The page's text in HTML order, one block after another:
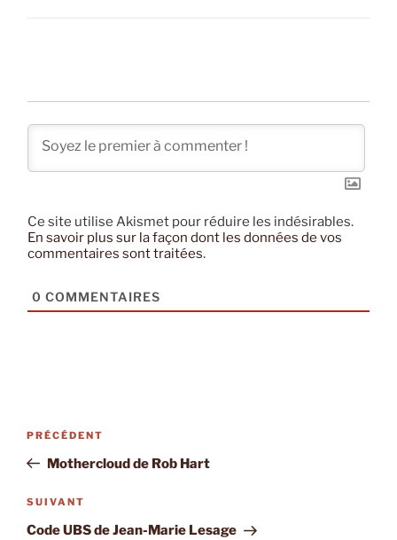
Ce site utilise Akismet pour réduire les indésirables.
En savoir plus sur la façon dont les données de vos
commentaires sont traitées.
0 COMMENTAIRES
Navigation
l’article
Article
précédent
PRÉCÉDENT
Mothercloud de Rob Hart
Article
suivant
SUIVANT
Code UBS de Jean-Marie Lesage